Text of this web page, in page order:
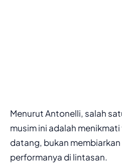
Menurut Antonelli, salah
musim ini adalah
datang, bukan
performanya di lintasan.